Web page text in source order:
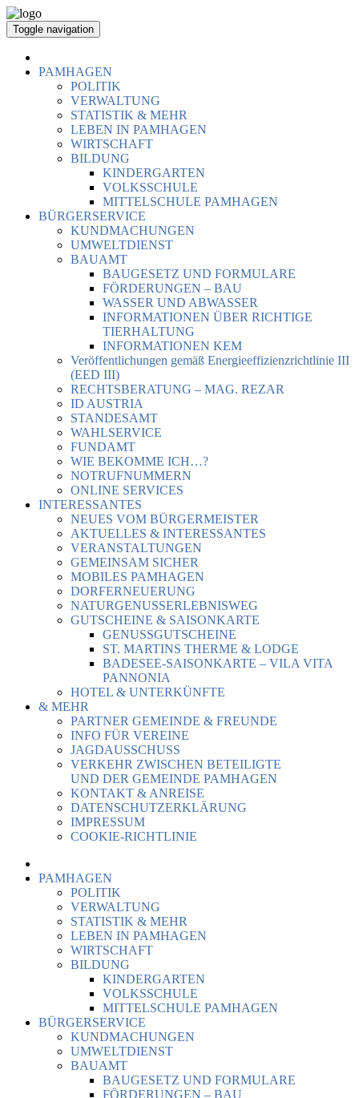
Toggle navigation
PAMHAGEN
POLITIK
VERWALTUNG
STATISTIK & MEHR
LEBEN IN PAMHAGEN
WIRTSCHAFT
BILDUNG
KINDERGARTEN
VOLKSSCHULE
MITTELSCHULE PAMHAGEN
BÜRGERSERVICE
KUNDMACHUNGEN
UMWELTDIENST
BAUAMT
BAUGESETZ UND FORMULARE
FÖRDERUNGEN – BAU
WASSER UND ABWASSER
INFORMATIONEN ÜBER RICHTIGE
TIERHALTUNG
INFORMATIONEN KEM
Veröffentlichungen gemäß Energieeffizienzrichtlinie III
(EED III)
RECHTSBERATUNG – MAG. REZAR
ID AUSTRIA
STANDESAMT
WAHLSERVICE
FUNDAMT
WIE BEKOMME ICH…?
NOTRUFNUMMERN
ONLINE SERVICES
INTERESSANTES
NEUES VOM BÜRGERMEISTER
AKTUELLES & INTERESSANTES
VERANSTALTUNGEN
GEMEINSAM SICHER
MOBILES PAMHAGEN
DORFERNEUERUNG
NATURGENUSSERLEBNISWEG
GUTSCHEINE & SAISONKARTE
GENUSSGUTSCHEINE
ST. MARTINS THERME & LODGE
BADESEE-SAISONKARTE – VILA VITA
PANNONIA
HOTEL & UNTERKÜNFTE
& MEHR
PARTNER GEMEINDE & FREUNDE
INFO FÜR VEREINE
JAGDAUSSCHUSS
VERKEHR ZWISCHEN BETEILIGTE
UND DER GEMEINDE PAMHAGEN
KONTAKT & ANREISE
DATENSCHUTZERKLÄRUNG
IMPRESSUM
COOKIE-RICHTLINIE
PAMHAGEN
POLITIK
VERWALTUNG
STATISTIK & MEHR
LEBEN IN PAMHAGEN
WIRTSCHAFT
BILDUNG
KINDERGARTEN
VOLKSSCHULE
MITTELSCHULE PAMHAGEN
BÜRGERSERVICE
KUNDMACHUNGEN
UMWELTDIENST
BAUAMT
BAUGESETZ UND FORMULARE
FÖRDERUNGEN – BAU